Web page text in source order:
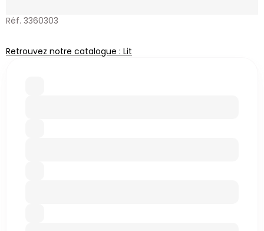
Réf. 3360303
Retrouvez notre catalogue : Lit